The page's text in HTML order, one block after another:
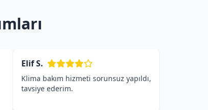
Elif S.
Klima bakım hizmeti sorunsuz yapıldı,
tavsiye ederim.